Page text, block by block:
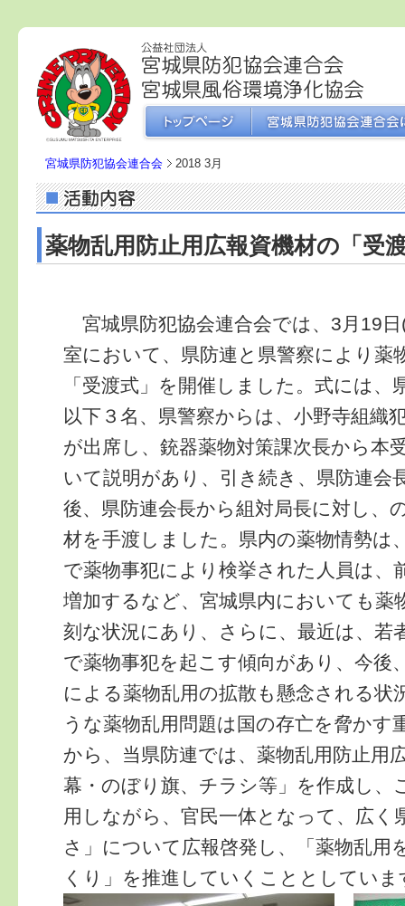
宮城県防犯協会連合会 2018 3月
薬物乱用防止用広報資機材の「受
宮城県防犯協会連合会では、3月19
室において、県防連と県警察により薬
「受渡式」を開催しました。式には、
以下３名、県警察からは、小野寺組織
が出席し、銃器薬物対策課次長から本
いて説明があり、引き続き、県防連会
後、県防連会長から組対局長に対し、
材を手渡しました。県内の薬物情勢は
で薬物事犯により検挙された人員は、
増加するなど、宮城県内においても薬
刻な状況にあり、さらに、最近は、若
で薬物事犯を起こす傾向があり、今後
による薬物乱用の拡散も懸念される状
うな薬物乱用問題は国の存亡を脅かす
から、当県防連では、薬物乱用防止用
幕・のぼり旗、チラシ等」を作成し、
用しながら、官民一体となって、広く
さ」について広報啓発し、「薬物乱用
くり」を推進していくこととしていま